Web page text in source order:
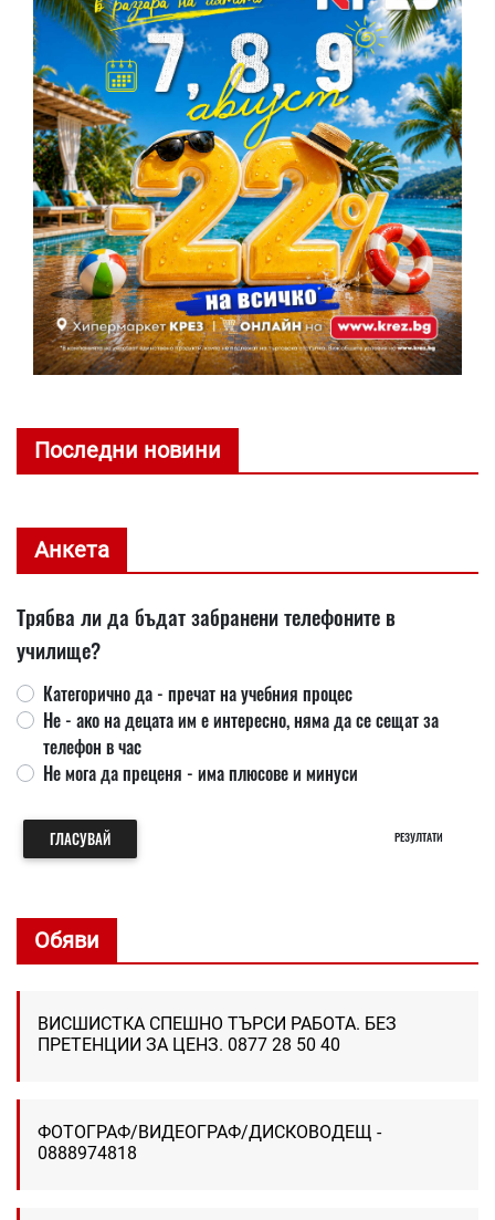
Последни новини
Анкета
Трябва ли да бъдат забранени телефоните в
училище?
Категорично да - пречат на учебния процес
Не - ако на децата им е интересно, няма да се сещат за
телефон в час
Не мога да преценя - има плюсове и минуси
ГЛАСУВАЙ РЕЗУЛТАТИ
Обяви
ВИСШИСТКА СПЕШНО ТЪРСИ РАБОТА. БЕЗ
ПРЕТЕНЦИИ ЗА ЦЕНЗ. 0877 28 50 40
ФОТОГРАФ/ВИДЕОГРАФ/ДИСКОВОДЕЩ -
0888974818